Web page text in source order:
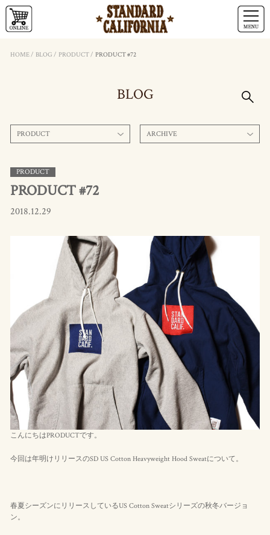
HOME/ BLOG / PRODUCT/ PRODUCT #72
BLOG
PRODUCT ARCHIVE
PRODUCT
PRODUCT #72
2018.12.29
こんにちはPRODUCTです。
今回は年明けリリースのSD US Cotton Heavyweight Hood Sweatについて。
春夏シーズンにリリースしているUS Cotton Sweatシリーズの秋冬バージョ
ン。